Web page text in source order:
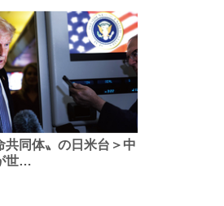
共同体〟の日米台＞中
世…